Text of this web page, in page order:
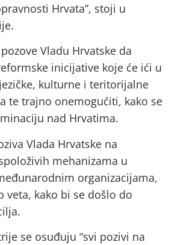
Hrvata”, stoji u
Vladu Hrvatske da
inicijative koje će ići u
kulturne i teritorijalne
te trajno onemogućiti, kako se
nad Hrvatima.
Vlada Hrvatske na
mehanizama u
organizacijama,
veta, kako bi se došlo do
se osuđuju “svi pozivi na